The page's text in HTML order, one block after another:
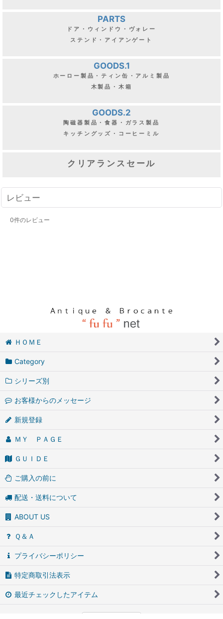
PARTS
ドア・ウィンドウ・ヴォレー
ステンド・アイアンゲート
GOODS.1
ホーロー製品・ティン缶・アルミ製品
木製品・木箱
GOODS.2
陶磁器製品・食器・ガラス製品
キッチングッズ・コーヒーミル
クリアランスセール
レビュー
0件のレビュー
ＨＯＭＥ
Category
シリーズ別
お客様からのメッセージ
新規登録
ＭＹ ＰＡＧＥ
ＧＵＩＤＥ
ご購入の前に
配送・送料について
ABOUT US
Ｑ＆Ａ
プライバシーポリシー
特定商取引法表示
最近チェックしたアイテム